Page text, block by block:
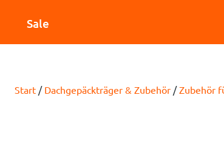
Sale
Start / Dachgepäckträger & Zubehör /Zubehör